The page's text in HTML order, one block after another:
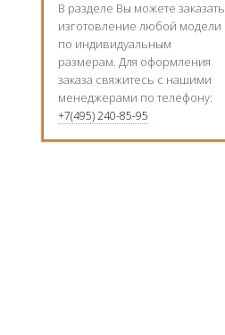
В разделе Вы можете заказать
изготовление любой модели
по индивидуальным
размерам. Для оформления
заказа свяжитесь с нашими
менеджерами по телефону:
+7(495) 240-85-95